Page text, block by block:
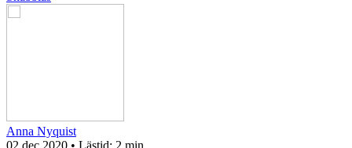
Anna Nyquist
02 dec 2020 • Lästid: 2 min